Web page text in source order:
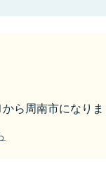
ら周南市になりま